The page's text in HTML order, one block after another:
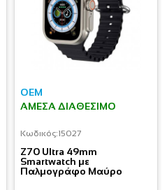
OEM
ΆΜΕΣΑ ΔΙΑΘΈΣΙΜΟ
Κωδικός:15027
Z70 Ultra 49mm
Smartwatch με
Παλμογράφο Μαύρο